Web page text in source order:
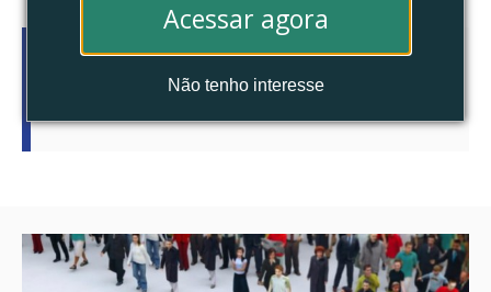
Acessar agora
Não tenho interesse
estratégia